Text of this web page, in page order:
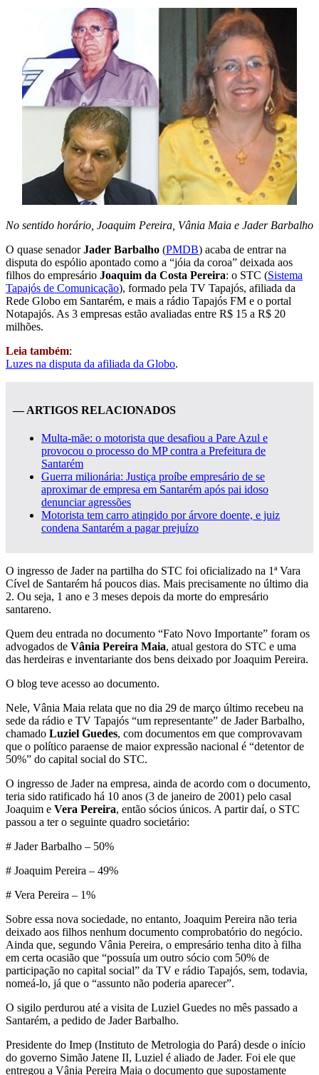
No sentido horário, Joaquim Pereira, Vânia Maia e Jader Barbalho
O quase senadorJader Barbalho (PMDB) acaba de entrar na
disputa do espólio apontado como a “jóia da coroa” deixada aos
filhos do empresário Joaquim da Costa Pereira: o STC (Sistema
Tapajós de Comunicação), formado pela TV Tapajós, afiliada da
Rede Globo em Santarém, e mais a rádio Tapajós FM e o portal
Notapajós. As 3 empresas estão avaliadas entre R$ 15 a R$ 20
milhões.
Leia também:
Luzes na disputa da afiliada da Globo.
— ARTIGOS RELACIONADOS
Multa-mãe: o motorista que desafiou a Pare Azul e
provocou o processo do MP contra a Prefeitura de
Santarém
Guerra milionária: Justiça proíbe empresário de se
aproximar de empresa em Santarém após pai idoso
denunciar agressões
Motorista tem carro atingido por árvore doente, e juiz
condena Santarém a pagar prejuízo
O ingresso de Jader na partilha do STC foi oficializado na 1ª Vara
Cível de Santarém há poucos dias. Mais precisamente no último dia
2. Ou seja, 1 ano e 3 meses depois da morte do empresário
santareno.
Quem deu entrada no documento “Fato Novo Importante” foram os
advogados de Vânia Pereira Maia, atual gestora do STC e uma
das herdeiras e inventariante dos bens deixado por Joaquim Pereira.
O blog teve acesso ao documento.
Nele, Vânia Maia relata que no dia 29 de março último recebeu na
sede da rádio e TV Tapajós “um representante” de Jader Barbalho,
chamado Luziel Guedes, com documentos em que comprovavam
que o político paraense de maior expressão nacional é “detentor de
50%” do capital social do STC.
O ingresso de Jader na empresa, ainda de acordo com o documento,
teria sido ratificado há 10 anos (3 de janeiro de 2001) pelo casal
Joaquim e Vera Pereira, então sócios únicos. A partir daí, o STC
passou a ter o seguinte quadro societário:
# Jader Barbalho – 50%
# Joaquim Pereira – 49%
# Vera Pereira – 1%
Sobre essa nova sociedade, no entanto, Joaquim Pereira não teria
deixado aos filhos nenhum documento comprobatório do negócio.
Ainda que, segundo Vânia Pereira, o empresário tenha dito à filha
em certa ocasião que “possuía um outro sócio com 50% de
participação no capital social” da TV e rádio Tapajós, sem, todavia,
nomeá-lo, já que o “assunto não poderia aparecer”.
O sigilo perdurou até a visita de Luziel Guedes no mês passado a
Santarém, a pedido de Jader Barbalho.
Presidente do Imep (Instituto de Metrologia do Pará) desde o início
do governo Simão Jatene II, Luziel é aliado de Jader. Foi ele que
entregou a Vânia Pereira Maia o documento que supostamente